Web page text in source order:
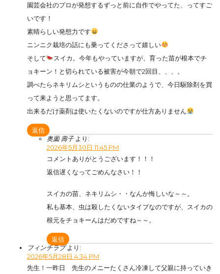
園芸会社のプロが発想するずっと前に自作でやってた、ってすご
いです！
素晴らしい発想力です
ニンニク栽培の話にも乗ってくださって嬉しい
そして
スイカ。今年もやっていますが、育った苗が根本でチ
ョキーン！と切られている被害が今朝で2回目、、、。
調べたらネキリムシというものの仕業のようで、今日駆除剤を買
って来ようと思ってます。
出来るだけ薬剤は使いたくないのですが仕方ありません
返信
奥薗 壽子 より:
2026年5月30日 11:45 PM
コメントありがとうございます！！！
返信遅くなってごめんなさい！！
スイカの苗、ネキリムシ・・なんか悔しいな～～。
私も基本、虫は殺したくないタイプなのですが、スイカの
根元をチョキーんはだめですね～～。
返信
フィンチラブ より:
2026年5月28日 4:34 PM
先生！一昨日 先生のメニーたくさん冷凍して父親に持っていき